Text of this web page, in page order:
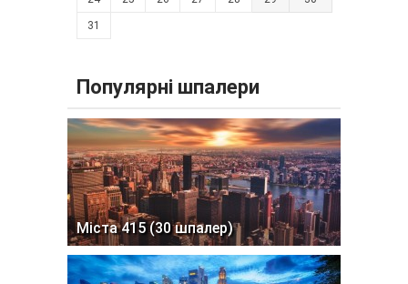
31
Популярні шпалери
Міста 415 (30 шпалер)